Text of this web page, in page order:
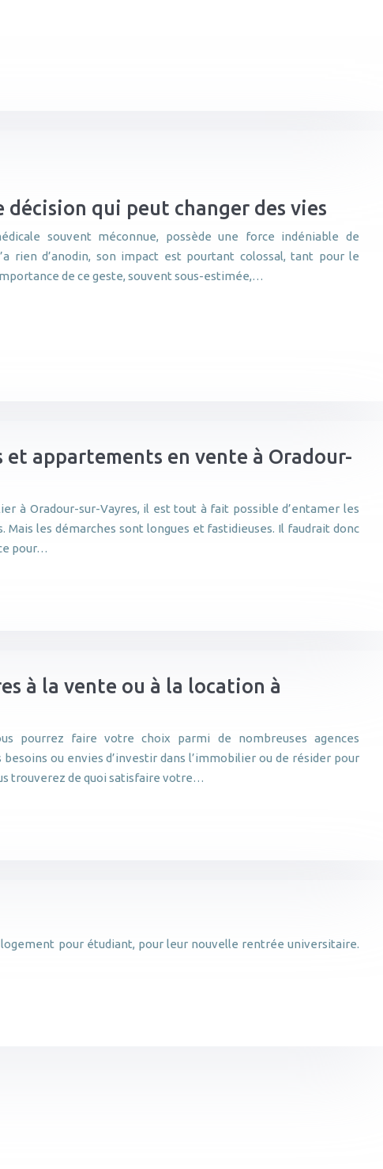
décision qui peut changer des vies
souvent méconnue, possède une force indéniable de
rien d’anodin, son impact est pourtant colossal, tant pour le
de ce geste, souvent sous-estimée,…
et appartements en vente à Oradour-
à Oradour-sur-Vayres, il est tout à fait possible d’entamer les
Mais les démarches sont longues et fastidieuses. Il faudrait donc
pour…
à la vente ou à la location à
pourrez faire votre choix parmi de nombreuses agences
ou envies d’investir dans l’immobilier ou de résider pour
trouverez de quoi satisfaire votre…
pour étudiant, pour leur nouvelle rentrée universitaire.